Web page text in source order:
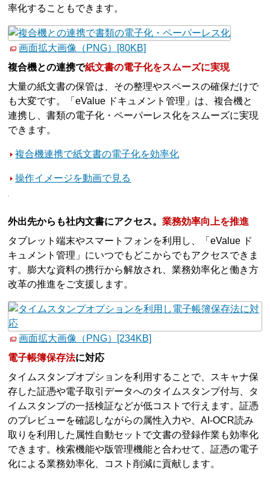
率化することもできます。
画面拡大画像（PNG）[80KB]
複合機との連携で紙文書の電子化をスムーズに実現
大量の紙文書の保管は、その整理やスペースの確保だけで
も大変です。「eValue ドキュメント管理」は、複合機と
連携し、書類の電子化・ペーパーレス化をスムーズに実現
できます。
複合機連携で紙文書の電子化を効率化
操作イメージを動画で見る
外出先からも社内文書にアクセス。業務効率向上を推進
タブレット端末やスマートフォンを利用し、「eValue ド
キュメント管理」にいつでもどこからでもアクセスできま
す。膨大な資料の携行から解放され、業務効率化と働き方
改革の推進をご支援します。
画面拡大画像（PNG）[234KB]
電子帳簿保存法に対応
タイムスタンプオプションを利用することで、スキャナ保
存した証憑や電子取引データへのタイムスタンプ付与、タ
イムスタンプの一括検証などが低コストで行えます。証憑
のプレビューを確認しながらの属性入力や、AI-OCR読み
取りを利用した属性自動セットで文書の登録作業も効率化
できます。検索機能や版管理機能と合わせて、証憑の電子
化による業務効率化、コスト削減に貢献します。